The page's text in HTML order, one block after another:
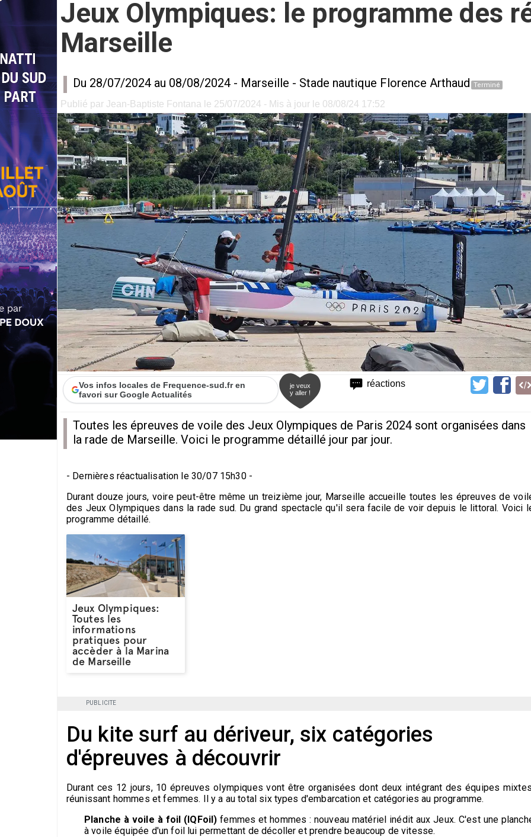
Jeux Olympiques: le programme des
Marseille
Du 28/07/2024 au 08/08/2024 - Marseille - Stade nautique Florence Arthaud Terminé
Publié par Jean-Baptiste Fontana le 25/07/2024 - Mis à jour le 08/08/24 17:52
réactions
Vos infos locales de Frequence-sud.fr en
favori sur Google Actualités
je veux
y aller !
Toutes les épreuves de voile des Jeux Olympiques de Paris 2024 sont organisées dans
la rade de Marseille. Voici le programme détaillé jour par jour.
- Dernières réactualisation le 30/07 15h30 -
Durant douze jours, voire peut-être même un treizième jour, Marseille accueille toutes les épreuves de
des Jeux Olympiques dans la rade sud. Du grand spectacle qu'il sera facile de voir depuis le littoral. Voici
programme détaillé.
Jeux Olympiques:
Toutes les
informations
pratiques pour
accèder à la Marina
de Marseille
PUBLICITE
Du kite surf au dériveur, six catégories
d'épreuves à découvrir
Durant ces 12 jours, 10 épreuves olympiques vont être organisées dont deux intégrant des équipes
réunissant hommes et femmes. Il y a au total six types d'embarcation et catégories au programme.
Planche à voile à foil (IQFoil) femmes et hommes : nouveau matériel inédit aux Jeux. C'est une
à voile équipée d'un foil lui permettant de décoller et prendre beaucoup de vitesse.